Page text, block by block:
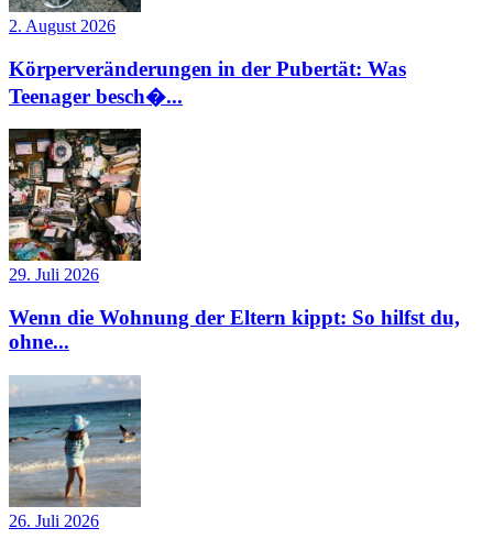
2. August 2026
Körperveränderungen in der Pubertät: Was
Teenager besch�...
29. Juli 2026
Wenn die Wohnung der Eltern kippt: So hilfst du,
ohne...
26. Juli 2026